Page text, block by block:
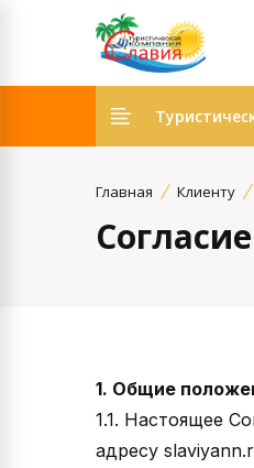
Главная Клиенту
1. Общие
1.1. Настоящее
адресу